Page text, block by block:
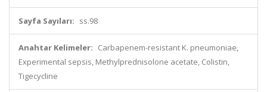
Sayfa Sayıları: ss.98
Anahtar Kelimeler: Carbapenem-resistant K. pneumoniae,
Experimental sepsis, Methylprednisolone acetate, Colistin,
Tigecycline